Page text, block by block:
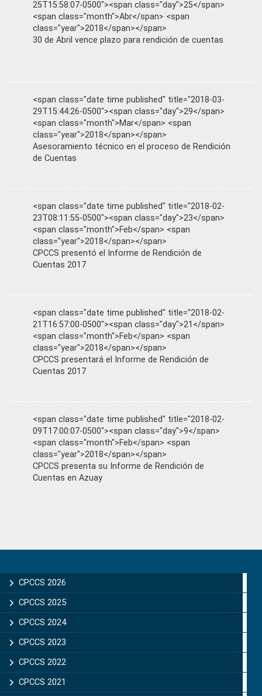
25T15:58:07-0500"><span class="day">25</span>
<span class="month">Abr</span> <span
class="year">2018</span></span>
30 de Abril vence plazo para rendición de cuentas
<span class="date time published" title="2018-03-
29T15:44:26-0500"><span class="day">29</span>
<span class="month">Mar</span> <span
class="year">2018</span></span>
Asesoramiento técnico en el proceso de Rendición
de Cuentas
<span class="date time published" title="2018-02-
23T08:11:55-0500"><span class="day">23</span>
<span class="month">Feb</span> <span
class="year">2018</span></span>
CPCCS presentó el Informe de Rendición de
Cuentas 2017
<span class="date time published" title="2018-02-
21T16:57:00-0500"><span class="day">21</span>
<span class="month">Feb</span> <span
class="year">2018</span></span>
CPCCS presentará el Informe de Rendición de
Cuentas 2017
<span class="date time published" title="2018-02-
09T17:00:07-0500"><span class="day">9</span>
<span class="month">Feb</span> <span
class="year">2018</span></span>
CPCCS presenta su Informe de Rendición de
Cuentas en Azuay
Sidebar
CPCCS 2026
CPCCS 2025
CPCCS 2024
CPCCS 2023
CPCCS 2022
CPCCS 2021